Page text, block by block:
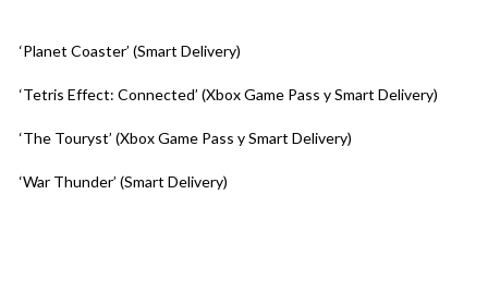
‘Planet Coaster’ (Smart Delivery)
‘Tetris Effect: Connected’ (Xbox Game Pass y Smart Delivery)
‘The Touryst’ (Xbox Game Pass y Smart Delivery)
‘War Thunder’ (Smart Delivery)